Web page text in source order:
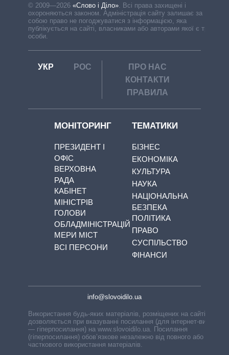
© 2009—2026 «Слово і Діло». Всі права захищені і
охороняються законом. Адміністрація сайту залишає за
собою право не погоджуватися з інформацією, яка
публікується на сайті, власниками або авторами якої є треті
особи.
УКР РОС
ПРО НАС
КОНТАКТИ
ПРАВИЛА
МОНІТОРИНГ
ПРЕЗИДЕНТ І
ОФІС
ВЕРХОВНА
РАДА
КАБІНЕТ
МІНІСТРІВ
ГОЛОВИ
ОБЛАДМІНІСТРАЦІЙ
МЕРИ МІСТ
ВСІ ПЕРСОНИ
ТЕМАТИКИ
БІЗНЕС
ЕКОНОМІКА
КУЛЬТУРА
НАУКА
НАЦІОНАЛЬНА
БЕЗПЕКА
ПОЛІТИКА
ПРАВО
СУСПІЛЬСТВО
ФІНАНСИ
info@slovoidilo.ua
Використання будь-яких матеріалів, розміщених на сайті,
дозволяється при вказуванні посилання (для інтернет-видань
— гіперпосилання) на www.slovoidilo.ua. Посилання
(гіперпосилання) обов’язкове незалежно від повного або
часткового використання матеріалів.